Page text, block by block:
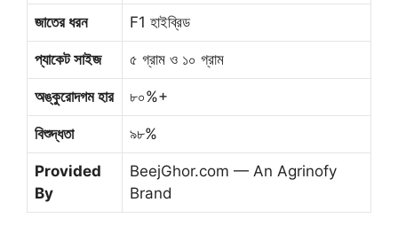
জাতের ধরন F1 হাইব্রিড
প্যাকেট সাইজ ৫ গ্রাম ও ১০ গ্রাম
অঙ্কুরোদগম হার ৮০%+
বিশুদ্ধতা ৯৮%
Provided
By
BeejGhor.com — An Agrinofy
Brand